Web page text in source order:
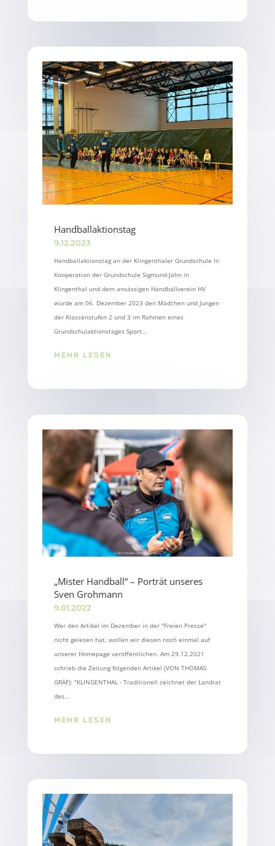
Handballaktionstag
9.12.2023
Handballaktionstag an der Klingenthaler Grundschule In
Kooperation der Grundschule Sigmund-Jähn in
Klingenthal und dem ansässigen Handballverein HV
wurde am 06. Dezember 2023 den Mädchen und Jungen
der Klassenstufen 2 und 3 im Rahmen eines
Grundschulaktionstages Sport...
MEHR LESEN
„Mister Handball“ – Porträt unseres
Sven Grohmann
9.01.2022
Wer den Artikel im Dezember in der "Freien Presse"
nicht gelesen hat, wollen wir diesen noch einmal auf
unserer Homepage veröffentlichen. Am 29.12.2021
schrieb die Zeitung folgenden Artikel (VON THOMAS
GRÄF): "KLINGENTHAL - Traditionell zeichnet der Landrat
des...
MEHR LESEN